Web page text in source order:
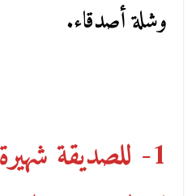
وشلة أصدقاء.
1- للصديقة